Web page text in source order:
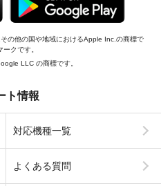
の他の国や地域におけるApple Inc.の商標で
クです。
LLC の商標です。
ト情報
対応機種一覧
よくある質問